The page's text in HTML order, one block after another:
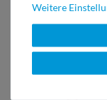
Weitere